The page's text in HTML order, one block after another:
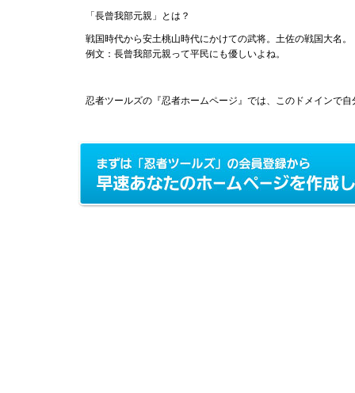
「長曾我部元親」とは？
戦国時代から安土桃山時代にかけての武将。土佐の戦国大名。
例文：長曾我部元親って平民にも優しいよね。
忍者ツールズの『忍者ホームページ』では、このドメインで